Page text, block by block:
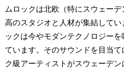
ムロックは北欧（特にスウェー
高のスタジオと人材が集結して
ックは今やモダンテクノロジー
ています。そのサウンドを目当
ク級アーティストがスウェーデ